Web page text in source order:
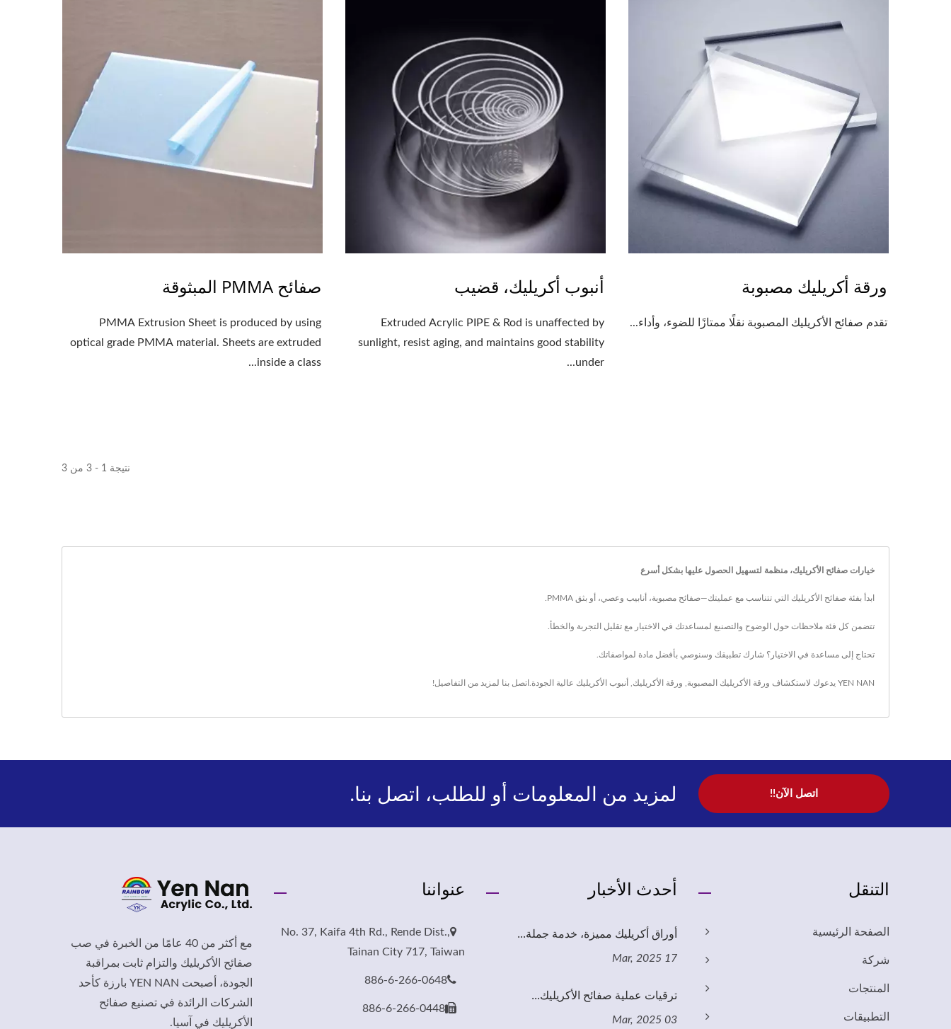
ورقة أكريليك مصبوبة
تقدم صفائح الأكريليك المصبوبة نقلًا ممتازًا للضوء، وأداء...
أنبوب أكريليك، قضيب
Extruded Acrylic PIPE & Rod is unaffected by
sunlight, resist aging, and maintains good stability
under...
صفائح PMMA المبثوقة
PMMA Extrusion Sheet is produced by using
optical grade PMMA material. Sheets are extruded
inside a class...
نتيجة 1 - 3 من 3
خيارات صفائح الأكريليك، منظمة لتسهيل الحصول عليها بشكل أسرع
ابدأ بفئة صفائح الأكريليك التي تتناسب مع عمليتك—صفائح مصبوبة، أنابيب وعصي، أو بثق PMMA.
تتضمن كل فئة ملاحظات حول الوضوح والتصنيع لمساعدتك في الاختيار مع تقليل التجربة والخطأ.
تحتاج إلى مساعدة في الاختيار؟ شارك تطبيقك وسنوصي بأفضل مادة لمواصفاتك.
YEN NAN يدعوك لاستكشاف ورقة الأكريليك المصبوبة ورقة الأكريليك أنبوب الأكريليك عالية الجودة. اتصل بنا لمزيد من التفاصيل!
لمزيد من المعلومات أو للطلب، اتصل بنا. اتصل الآن!!
مع أكثر من 40 عامًا من الخبرة في صب
صفائح الأكريليك والتزام ثابت بمراقبة
الجودة، أصبحت YEN NAN بارزة كأحد
الشركات الرائدة في تصنيع صفائح
الأكريليك في آسيا.
عنواننا
No. 37, Kaifa 4th Rd., Rende Dist.,
Tainan City 717, Taiwan
886-6-266-0648
886-6-266-0448
أحدث الأخبار
أوراق أكريليك مميزة، خدمة جملة...
17 Mar, 2025
ترقيات عملية صفائح الأكريليك...
03 Mar, 2025
التنقل
الصفحة الرئيسية
شركة
المنتجات
التطبيقات